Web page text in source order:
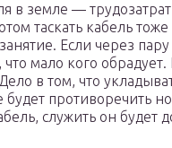
в земле —
таскать кабель
Если через
что мало кого
в том, что
будет противоречить
служить он будет